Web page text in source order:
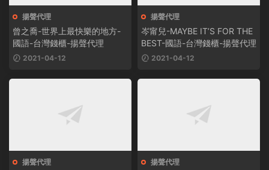
揚聲代理
曾之喬-世界上最快樂的地方-
國語-台灣錢櫃-揚聲代理
2021-04-12
揚聲代理
岑甯兒-MAYBE IT’S FOR THE
BEST-國語-台灣錢櫃-揚聲代理
2021-04-12
揚聲代理 揚聲代理